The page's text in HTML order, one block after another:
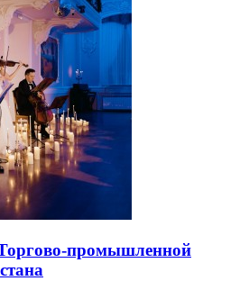
промышленной